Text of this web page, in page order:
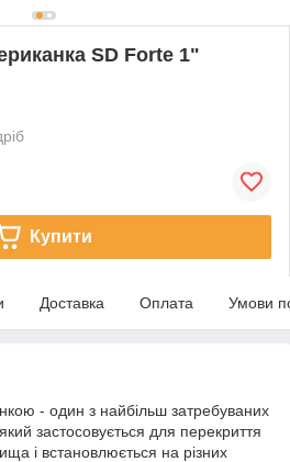
SD Forte 1"
Купити
Доставка Оплата Умови
- один з найбільш затребуваних
застосовується для перекриття
і встановлюється на різних